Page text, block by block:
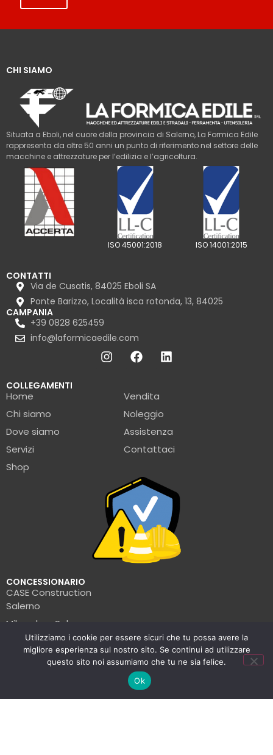
CHI SIAMO
Situata a Eboli, nel cuore della provincia di Salerno, La Formica Edile
rappresenta da oltre 50 anni un punto di riferimento nel settore delle
macchine e attrezzature per l’edilizia e l’agricoltura.
ISO 45001:2018 ISO 14001:2015
CONTATTI
Via de Cusatis, 84025 Eboli SA
Ponte Barizzo, Località isca rotonda, 13, 84025
CAMPANIA
+39 0828 625459
info@laformicaedile.com
COLLEGAMENTI
Home
Chi siamo
Dove siamo
Servizi
Shop
Vendita
Noleggio
Assistenza
Contattaci
CONCESSIONARIO
CASE Construction
Salerno
Milwaukee Salerno
Turbosol Salerno
Pramac Salerno
Utilizziamo i cookie per essere sicuri che tu possa avere la
migliore esperienza sul nostro sito. Se continui ad utilizzare
questo sito noi assumiamo che tu ne sia felice.
Ok